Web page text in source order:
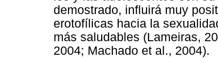
demostrado, influirá muy
erotofílicas hacia la
más saludables (Lameiras,
2004; Machado et al., 2004).